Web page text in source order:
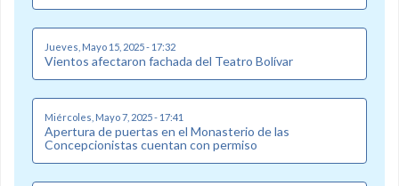
Jueves, Mayo 15, 2025 - 17:32
Vientos afectaron fachada del Teatro Bolívar
Miércoles, Mayo 7, 2025 - 17:41
Apertura de puertas en el Monasterio de las
Concepcionistas cuentan con permiso